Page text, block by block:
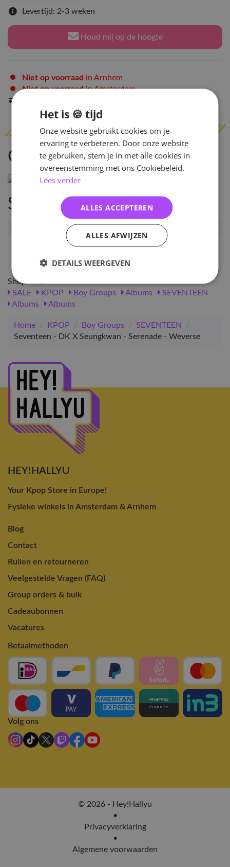
Levertijd: 2-3 weken
Houd mij op de hoogte
Niet op voorraad in Arnhem
Niet op voorraadin Amsterdam
Omschrijving
Specificaties
Artikelnummer
DK-SER-WVA
2565293238885
Shop meer
SALE
KPOP Boy Groups Albums
SEVENTEEN
Albums
Albums
Home / KPOP / Boy Groups / SEVENTEEN
/
Seventeen - DK X Seungkwan - Serenade - Weverse
HEY!HALLYU
Your Kpop Store in Europe!
Fysieke winkels in Amsterdam & Arnhem
Blog
Contact
Ruilen en retourneren
Veelgestelde Vragen (FAQ)
Group orders & bulk
Cadeaubonnen
Vacatures
Betaalmethoden
Volg ons
© 2026 - Hey!Hallyu
•
Privacyverklaring
•
Algemene voorwaarden
Het is 🍪 tijd
Onze website gebruikt cookies om je
ervaring te verbeteren. Door onze website
te gebruiken, stem je in met alle cookies in
overeenstemming met ons Cookiebeleid.
Lees verder
ALLES ACCEPTEREN
ALLES AFWIJZEN
DETAILS WEERGEVEN